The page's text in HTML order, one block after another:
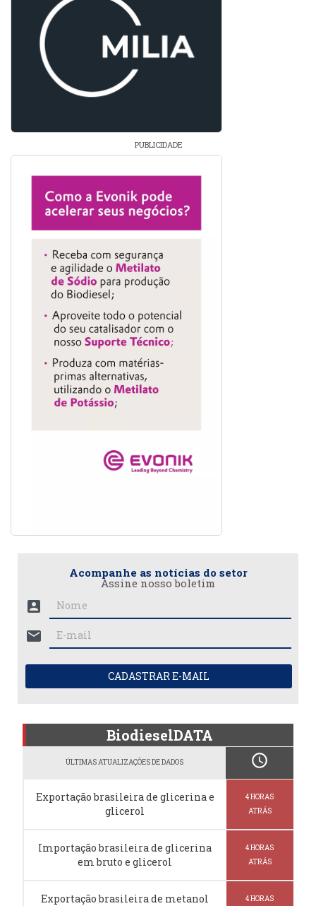
PUBLICIDADE
Acompanhe as notícias do setor
Assine nosso boletim
account_box
mail
CADASTRAR E-MAIL
BiodieselDATA
ÚLTIMAS ATUALIZAÇÕES DE DADOS schedule
Exportação brasileira de glicerina e
glicerol
4 HORAS
ATRÁS
Importação brasileira de glicerina
em bruto e glicerol
4 HORAS
ATRÁS
Exportação brasileira de metanol
4 HORAS